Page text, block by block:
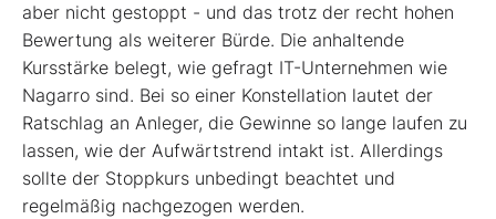
aber nicht gestoppt - und das trotz der recht hohen
Bewertung als weiterer Bürde. Die anhaltende
Kursstärke belegt, wie gefragt IT-Unternehmen wie
Nagarro sind. Bei so einer Konstellation lautet der
Ratschlag an Anleger, die Gewinne so lange laufen zu
lassen, wie der Aufwärtstrend intakt ist. Allerdings
sollte der Stoppkurs unbedingt beachtet und
regelmäßig nachgezogen werden.